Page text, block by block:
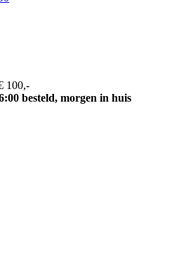
100,-
besteld, morgen in huis